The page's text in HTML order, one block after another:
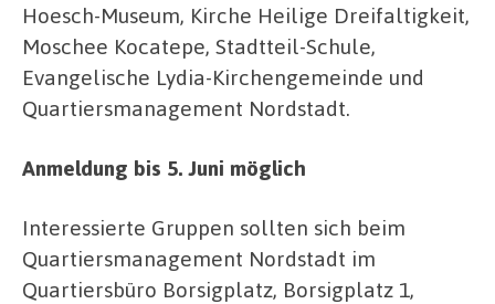
Hoesch-Museum, Kirche Heilige Dreifaltigkeit,
Moschee Kocatepe, Stadtteil-Schule,
Evangelische Lydia-Kirchengemeinde und
Quartiersmanagement Nordstadt.
Anmeldung bis 5. Juni möglich
Interessierte Gruppen sollten sich beim
Quartiersmanagement Nordstadt im
Quartiersbüro Borsigplatz, Borsigplatz 1,